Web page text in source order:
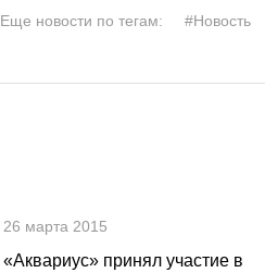
Еще новости по тегам: #Новость
26 марта 2015
«Аквариус» принял участие в